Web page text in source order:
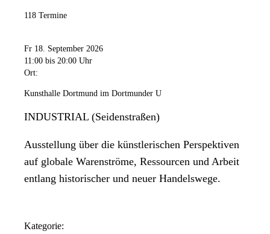
118 Termine
Fr 18. September 2026
11:00 bis 20:00 Uhr
Ort:
Kunsthalle Dortmund im Dortmunder U
INDUSTRIAL (Seidenstraßen)
Ausstellung über die künstlerischen Perspektiven
auf globale Warenströme, Ressourcen und Arbeit
entlang historischer und neuer Handelswege.
Kategorie: